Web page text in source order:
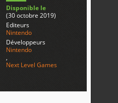
Disponible le
(30 octobre 2019)
Editeurs
Nintendo
Développeurs
Nintendo
,
Next Level Games